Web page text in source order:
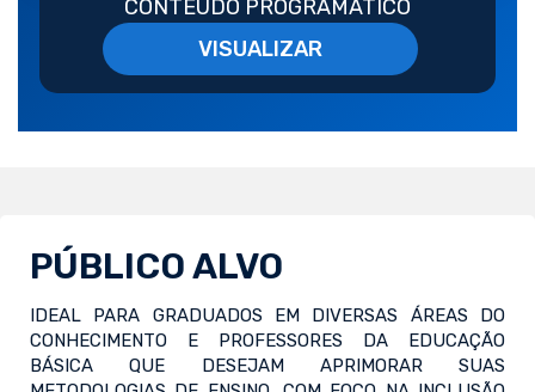
CONTEUDO PROGRAMATICO
VISUALIZAR
PÚBLICO ALVO
IDEAL PARA GRADUADOS EM DIVERSAS ÁREAS DO
CONHECIMENTO E PROFESSORES DA EDUCAÇÃO
BÁSICA QUE DESEJAM APRIMORAR SUAS